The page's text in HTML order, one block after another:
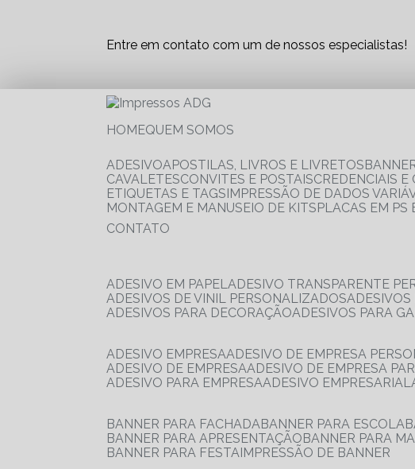
Entre em contato com um de nossos especialistas!
HOME
QUEM SOMOS
ADESIVO
APOSTILAS, LIVROS E LIVRETOS
CAVALETES
CONVITES E POSTAIS CREDENCIAIS
ETIQUETAS E TAGS IMPRESSÃO DE DADOS
MONTAGEM E MANUSEIO DE KITS
PLACAS EM
CONTATO
ADESIVO EM PAPEL
ADESIVO TRANSPARENTE
ADESIVOS DE VINIL PERSONALIZADOS
ADESIVOS PARA DECORAÇÃO
ADESIVOS PARA
ADESIVO EMPRESA
ADESIVO DE EMPRESA
ADESIVO DE EMPRESA
ADESIVO DE EMPRESA
ADESIVO PARA EMPRESA
ADESIVO EMPRESARIAL
BANNER PARA FACHADA
BANNER PARA ESCOLA
BANNER PARA APRESENTAÇÃO
BANNER PARA
BANNER PARA FESTA IMPRESSÃO DE BANNER